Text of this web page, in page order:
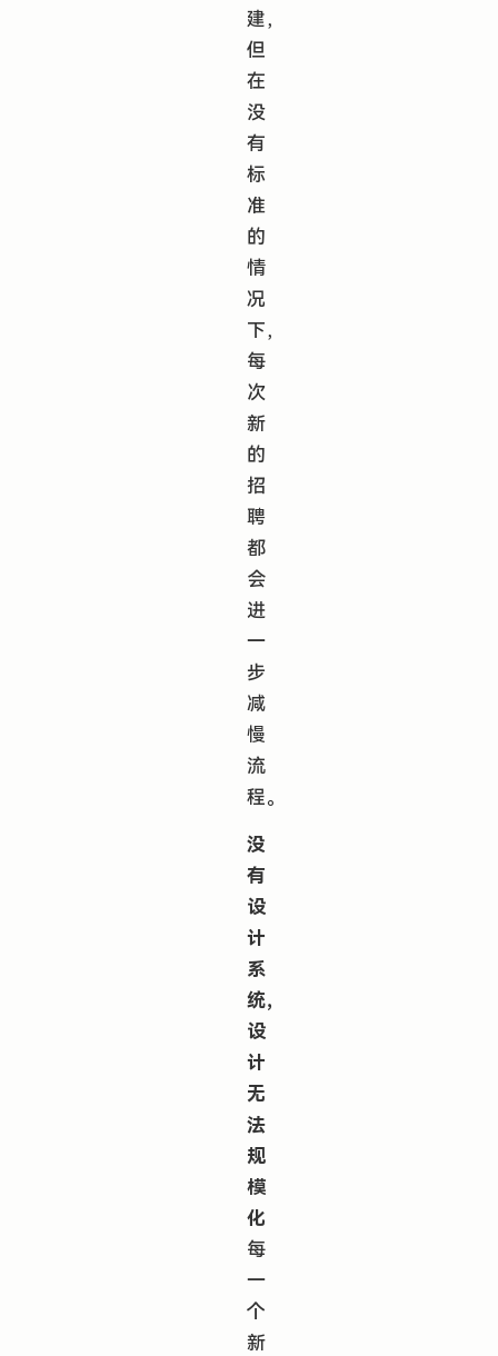
建，
但
在
没
有
标
准
的
情
况
下，
每
次
新
的
招
聘
都
会
进
一
步
减
慢
流
程。
没
有
设
计
系
统，
设
计
无
法
规
模
化
每
一
个
新